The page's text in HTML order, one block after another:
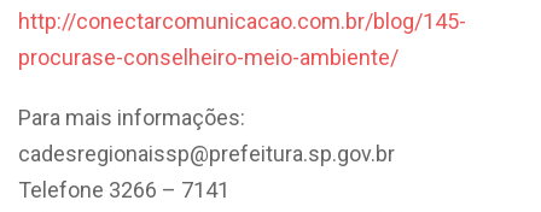
http://conectarcomunicacao.com.br/blog/145-
procurase-conselheiro-meio-ambiente/
Para mais informações:
cadesregionaissp@prefeitura.sp.gov.br
Telefone 3266 – 7141